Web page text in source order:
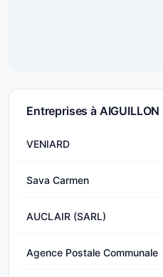
Entreprises à AIGUILLON
VENIARD
Sava Carmen
AUCLAIR (SARL)
Agence Postale Communale